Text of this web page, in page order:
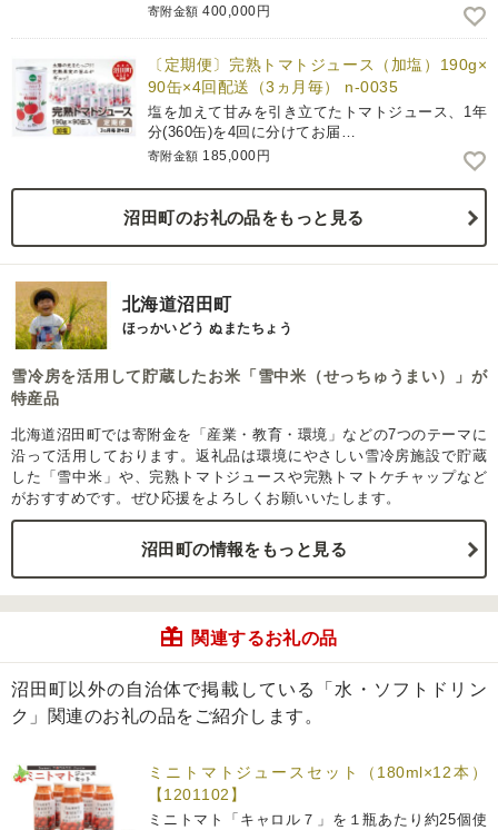
寄附金額 400,000円
〔定期便〕完熟トマトジュース（加塩）190g×
90缶×4回配送（3ヵ月毎） n-0035
塩を加えて甘みを引き立てたトマトジュース、1年
分(360缶)を4回に分けてお届…
寄附金額 185,000円
沼田町のお礼の品をもっと見る
北海道沼田町
ほっかいどう ぬまたちょう
雪冷房を活用して貯蔵したお米「雪中米（せっちゅうまい）」が
特産品
北海道沼田町では寄附金を「産業・教育・環境」などの7つのテーマに
沿って活用しております。返礼品は環境にやさしい雪冷房施設で貯蔵
した「雪中米」や、完熟トマトジュースや完熟トマトケチャップなど
がおすすめです。ぜひ応援をよろしくお願いいたします。
沼田町の情報をもっと見る
関連するお礼の品
沼田町以外の自治体で掲載している「水・ソフトドリン
ク」関連のお礼の品をご紹介します。
ミニトマトジュースセット（180ml×12本）
【1201102】
ミニトマト「キャロル７」を１瓶あたり約25個使